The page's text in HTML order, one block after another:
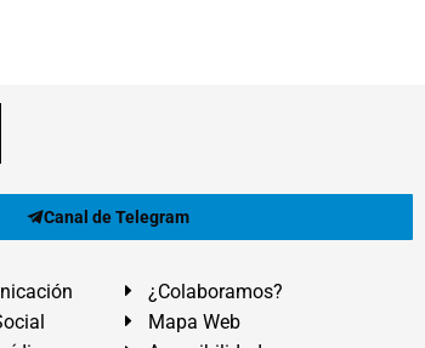
Canal de Telegram
¿Colaboramos?
Mapa Web